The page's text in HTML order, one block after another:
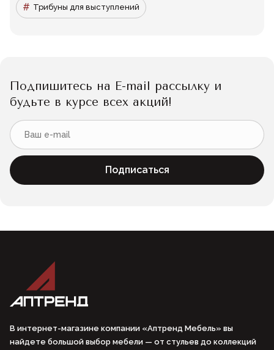
Трибуны для выступлений
Подпишитесь на E-mail рассылку и
будьте в курсе всех акций!
Подписаться
В интернет-магазине компании «Аптренд Мебель» вы
найдете большой выбор мебели — от стульев до коллекций